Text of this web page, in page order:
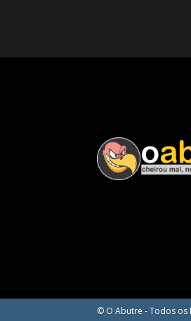
© O Abutre - Todos os